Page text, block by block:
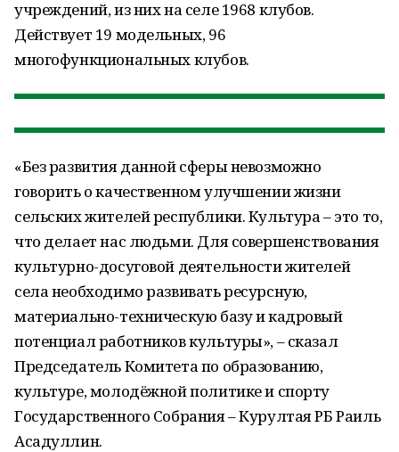
учреждений, из них на селе 1968 клубов.
Действует 19 модельных, 96
многофункциональных клубов.
«Без развития данной сферы невозможно
говорить о качественном улучшении жизни
сельских жителей республики. Культура – это то,
что делает нас людьми. Для совершенствования
культурно-досуговой деятельности жителей
села необходимо развивать ресурсную,
материально-техническую базу и кадровый
потенциал работников культуры», – сказал
Председатель Комитета по образованию,
культуре, молодёжной политике и спорту
Государственного Собрания – Курултая РБ Раиль
Асадуллин.